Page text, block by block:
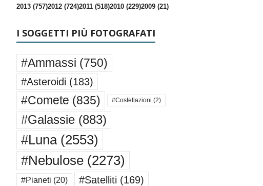
2013 (757)2012 (724)2011 (518)2010 (229)2009 (21)
I SOGGETTI PIÙ FOTOGRAFATI
#Ammassi (750)
#Asteroidi (183)
#Comete (835) #Costellazioni (2)
#Galassie(883)
#Luna(2553)
#Nebulose(2273)
#Pianeti (20) #Satelliti (169)